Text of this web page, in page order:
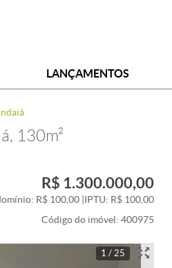
LANÇAMENTOS
130m²
R$ 1.300.000,00
R$ 100,00 IPTU: R$ 100,00
Código do imóvel: 400975
1 / 25